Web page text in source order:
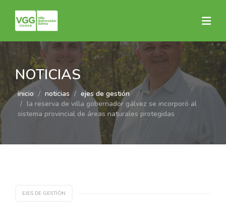
NOTICIAS
inicio noticias
ejes de gestión
la reserva de villa gobernador gálvez se incorporó al
sistema provincial de áreas naturales protegidas
EJES DE GESTIÓN